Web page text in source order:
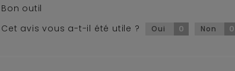
Bon outil
Cet avis vous a-t-il été utile ?
Oui 0 Non 0